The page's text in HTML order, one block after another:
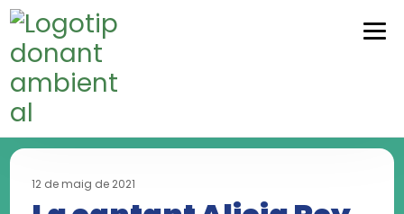
Skip
to
navigation
Skip
to
content
12 de maig de 2021